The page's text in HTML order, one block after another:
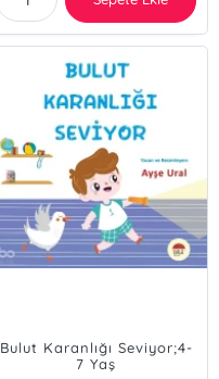
Bulut Karanlığı Seviyor;4-
7 Yaş